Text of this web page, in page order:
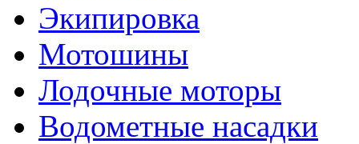
Экипировка
Мотошины
Лодочные моторы
Водометные насадки